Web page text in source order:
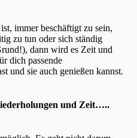
immer beschäftigt zu sein,
zu tun oder sich ständig
dann wird es Zeit und
dich passende
und sie auch genießen kannst.
und Zeit…..